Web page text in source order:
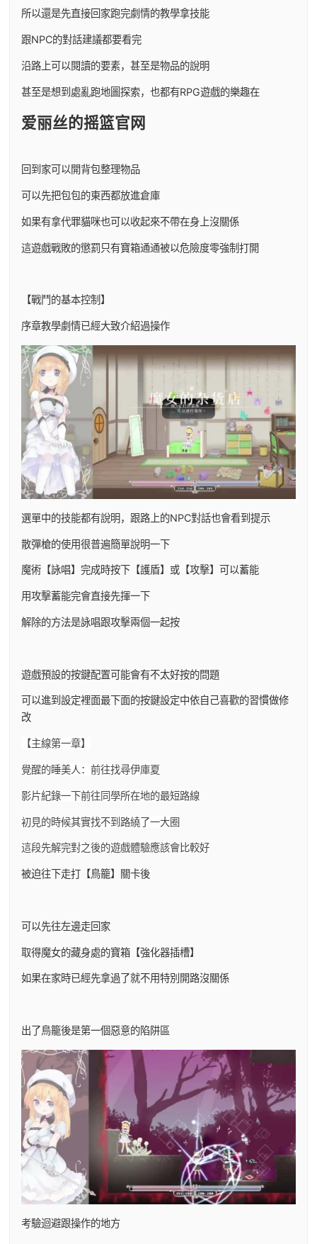
所以還是先直接回家跑完劇情的教學拿技能
跟NPC的對話建議都要看完
沿路上可以閱讀的要素，甚至是物品的說明
甚至是想到處亂跑地圖探索，也都有RPG遊戲的樂趣在
爱丽丝的摇篮官网
回到家可以開背包整理物品
可以先把包包的東西都放進倉庫
如果有拿代罪貓咪也可以收起來不帶在身上沒關係
這遊戲戰敗的懲罰只有寶箱通通被以危險度零強制打開
【戰鬥的基本控制】
序章教學劇情已經大致介紹過操作
選單中的技能都有說明，跟路上的NPC對話也會看到提示
散彈槍的使用很普遍簡單說明一下
魔術【詠唱】完成時按下【護盾】或【攻擊】可以蓄能
用攻擊蓄能完會直接先揮一下
解除的方法是詠唱跟攻擊兩個一起按
遊戲預設的按鍵配置可能會有不太好按的問題
可以進到設定裡面最下面的按鍵設定中依自己喜歡的習慣做修
改
【主線第一章】
覺醒的睡美人：前往找尋伊庫夏
影片紀錄一下前往同學所在地的最短路線
初見的時候其實找不到路繞了一大圈
這段先解完對之後的遊戲體驗應該會比較好
被迫往下走打【鳥籠】關卡後
可以先往左邊走回家
取得魔女的藏身處的寶箱【強化器插槽】
如果在家時已經先拿過了就不用特別開路沒關係
出了鳥籠後是第一個惡意的陷阱區
考驗迴避跟操作的地方